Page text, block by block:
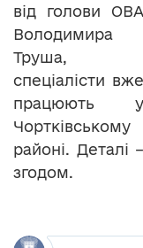
від голови ОВА
Володимира
Труша,
спеціалісти вже
працюють у
Чортківському
районі. Деталі –
згодом.